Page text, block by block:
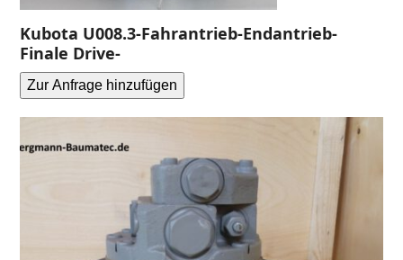
Kubota U008.3-Fahrantrieb-Endantrieb-
Finale Drive-
Zur Anfrage hinzufügen